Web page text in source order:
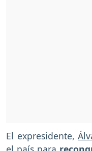
El expresidente,